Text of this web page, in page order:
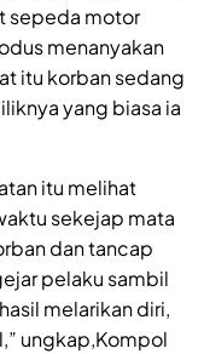
sepeda motor
menanyakan
itu korban sedang
yang biasa ia
itu melihat
sekejap mata
dan tancap
pelaku sambil
melarikan diri,
ungkap,Kompol